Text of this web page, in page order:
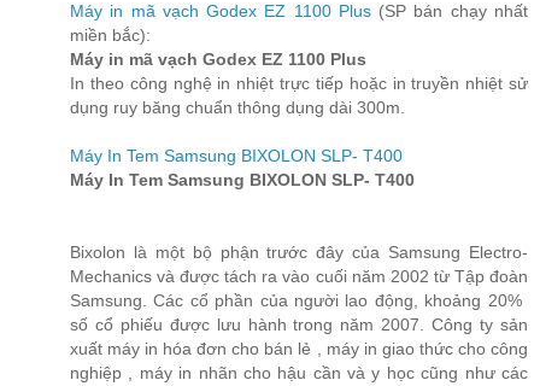
Máy in mã vạch Godex EZ 1100 Plus(SP bán chạy nhất
miền bắc):
Máy in mã vạch Godex EZ 1100 Plus
In theo công nghệ in nhiệt trực tiếp hoặc in truyền nhiệt sử
dụng ruy băng chuẩn thông dụng dài 300m.
Máy In Tem Samsung BIXOLON SLP- T400
Máy In Tem Samsung BIXOLON SLP- T400
Bixolon là một bộ phận trước đây của Samsung Electro-
Mechanics và được tách ra vào cuối năm 2002 từ Tập đoàn
Samsung. Các cổ phần của người lao động, khoảng 20% ​​
số cổ phiếu được lưu hành trong năm 2007. Công ty sản
xuất máy in hóa đơn cho bán lẻ , máy in giao thức cho công
nghiệp , máy in nhãn cho hậu cần và y học cũng như các